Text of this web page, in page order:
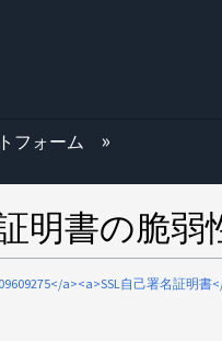
フォーム
明書の脆弱
a><a>SSL自己署名証明